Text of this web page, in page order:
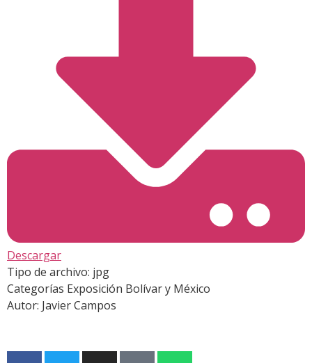
Descargar
Tipo de archivo: jpg
Categorías Exposición Bolívar y México
Autor: Javier Campos